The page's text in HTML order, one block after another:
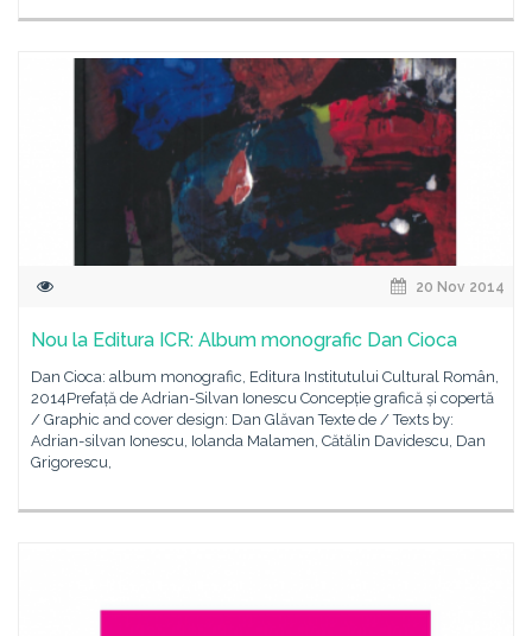
20 Nov 2014
Nou la Editura ICR: Album monografic Dan Cioca
Dan Cioca: album monografic, Editura Institutului Cultural Român,
2014Prefață de Adrian-Silvan Ionescu Concepție grafică și copertă
/ Graphic and cover design: Dan Glăvan Texte de / Texts by:
Adrian-silvan Ionescu, Iolanda Malamen, Cătălin Davidescu, Dan
Grigorescu,